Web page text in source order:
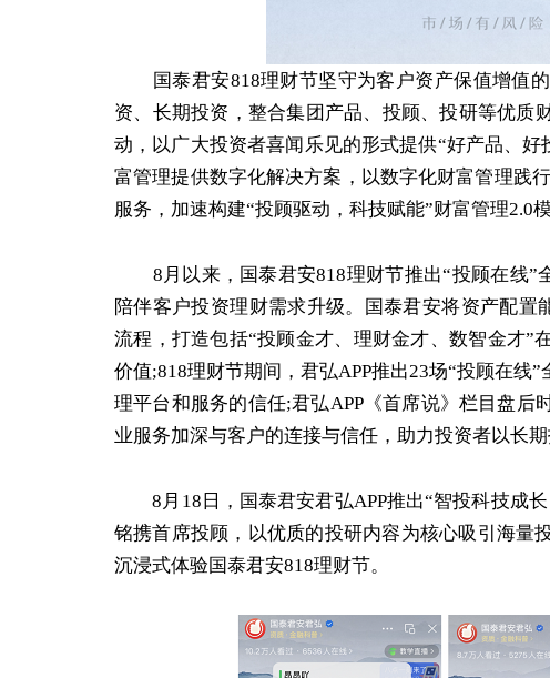
国泰君安818理财节坚守为客户资产保值增值的
资、长期投资，整合集团产品、投顾、投研等优质
动，以广大投资者喜闻乐见的形式提供“好产品、
富管理提供数字化解决方案，以数字化财富管理践
服务，加速构建“投顾驱动，科技赋能”财富管理2.0模
8月以来，国泰君安818理财节推出“投顾在线”
陪伴客户投资理财需求升级。国泰君安将资产配
流程，打造包括“投顾金才、理财金才、数智金才”
价值;818理财节期间，君弘APP推出23场“投顾在线
理平台和服务的信任;君弘APP《首席说》栏目盘
业服务加深与客户的连接与信任，助力投资者以长期
8月18日，国泰君安君弘APP推出“智投科技成长
铭携首席投顾，以优质的投研内容为核心吸引海量
沉浸式体验国泰君安818理财节。